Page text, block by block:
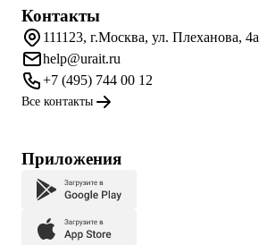
Контакты
111123, г.Москва, ул. Плеханова, 4а
help@urait.ru
+7 (495) 744 00 12
Все контакты
Приложения